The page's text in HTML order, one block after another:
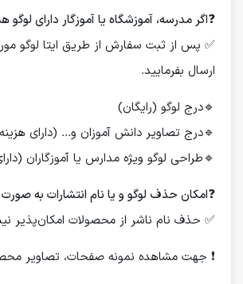
❓اگر مدرسه، آموزشگاه یا آموزگار دارای
✅ پس از ثبت سفارش از طریق ایتا لوگو
ارسال بفرمایید.
🔹درج لوگو (رایگان)
🔹درج تصاویر دانش آموزان و... (دارای
🔹طراحی لوگو ویژه مدارس یا آموزگاران
❓امکان حذف لوگو و یا نام انتشارات به
✅ حذف نام ناشر از محصولات امکان‌پذیر
❗️ جهت مشاهده نمونه صفحات، تصاویر